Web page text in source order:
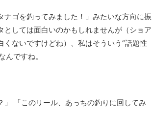
ゴを釣ってみました！」みたいな方向に振
しては面白いのかもしれませんが（ショア
ないですけどね）、私はそういう“話題性
んですね。
」 「このリール、あっちの釣りに回してみ